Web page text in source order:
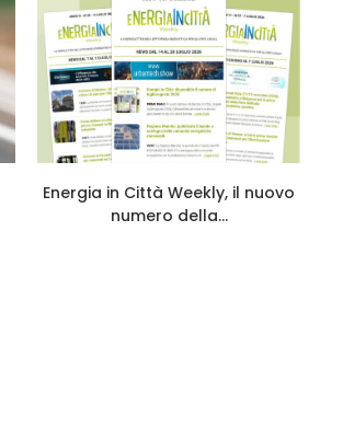
Energia in Città Weekly, il nuovo
numero della...